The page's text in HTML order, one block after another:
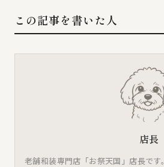
この記事を書いた人
店長
老舗和装専門店「お祭天国」店長です。